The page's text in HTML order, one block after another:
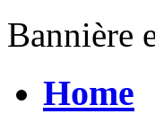
Bannière
Home